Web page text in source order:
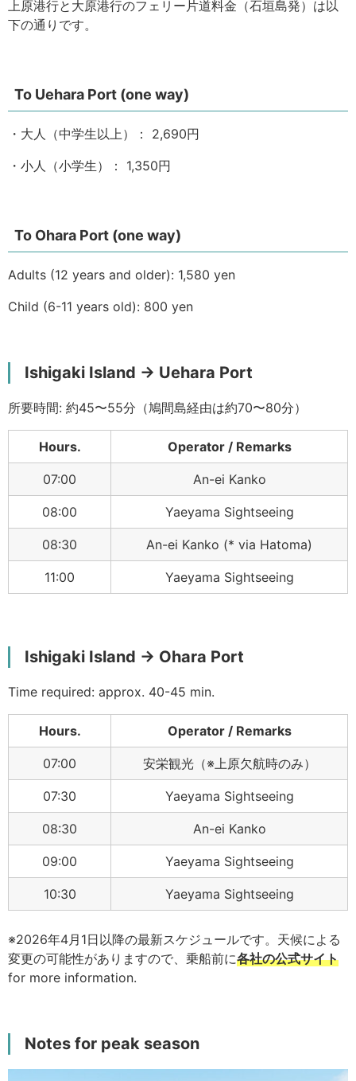
上原港行と大原港行のフェリー片道料金（石垣島発）は以
下の通りです。
To Uehara Port (one way)
・大人（中学生以上）： 2,690円
・小人（小学生）： 1,350円
To Ohara Port (one way)
Adults (12 years and older): 1,580 yen
Child (6-11 years old): 800 yen
Ishigaki Island → Uehara Port
所要時間: 約45〜55分（鳩間島経由は約70〜80分）
Hours. Operator / Remarks
07:00 An-ei Kanko
08:00 Yaeyama Sightseeing
08:30 An-ei Kanko (* via Hatoma)
11:00 Yaeyama Sightseeing
Ishigaki Island → Ohara Port
Time required: approx. 40-45 min.
Hours. Operator / Remarks
07:00 安栄観光（※上原欠航時のみ）
07:30 Yaeyama Sightseeing
08:30 An-ei Kanko
09:00 Yaeyama Sightseeing
10:30 Yaeyama Sightseeing
※2026年4月1日以降の最新スケジュールです。天候による
変更の可能性がありますので、乗船前に各社の公式サイト
for more information.
Notes for peak season